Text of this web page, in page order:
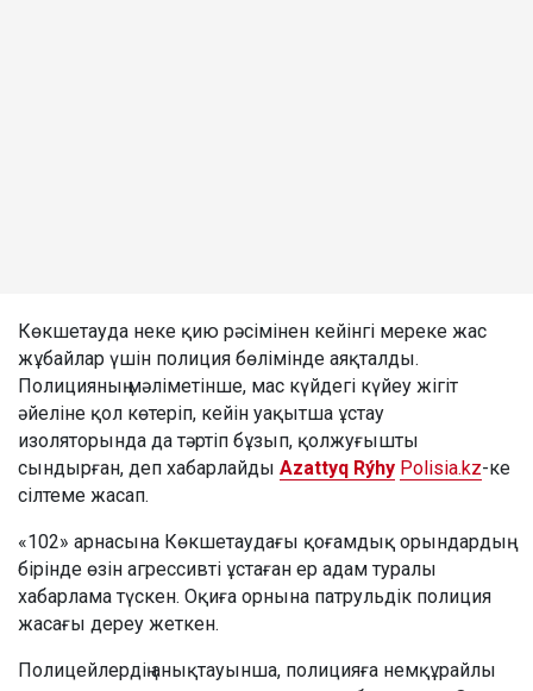
Көкшетауда неке қию рәсімінен кейінгі мереке жас
жұбайлар үшін полиция бөлімінде аяқталды.
Полицияның мәліметінше, мас күйдегі күйеу жігіт
әйеліне қол көтеріп, кейін уақытша ұстау
изоляторында да тәртіп бұзып, қолжуғышты
сындырған, деп хабарлайды Azattyq Rýhy Polisia.kz-ке
сілтеме жасап.
«102» арнасына Көкшетаудағы қоғамдық орындардың
бірінде өзін агрессивті ұстаған ер адам туралы
хабарлама түскен. Оқиға орнына патрульдік полиция
жасағы дереу жеткен.
Полицейлердің анықтауынша, полицияға немқұрайлы